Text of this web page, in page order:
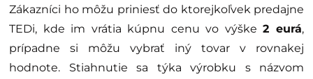
Zákazníci ho môžu priniesť do ktorejkoľvek predajne
TEDi, kde im vrátia kúpnu cenu vo výške2 eurá,
prípadne si môžu vybrať iný tovar v rovnakej
hodnote. Stiahnutie sa týka výrobku s názvom